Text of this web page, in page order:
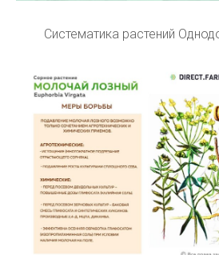
Систематика растений